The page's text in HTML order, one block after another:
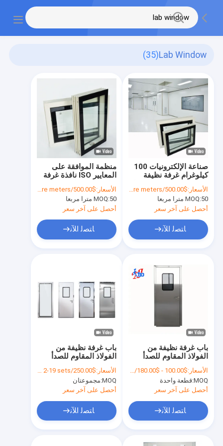
Lab Window
(35)
منظمة الموافقة على
المعايير ISO نافذة غرفة
نظيفة نافذة المختبر
لأجهزة غرفة نظيفة
الأسعار:$500.00/square meters 50-499 square meters
MOQ:50 مترا مربعا
أحصل على آخر سعر
ﺎﺘﺼﻟ ﺍﻶﻧ
صناعة الإلكترونيات 100
كيلوغرام غرفة نظيفة
نافذة المستشفيات معمل
تصميم الأبواب لجنة
مراجعة
الأسعار:$500.00/square meters 50-499 square meters
MOQ:50 مترا مربعا
أحصل على آخر سعر
ﺎﺘﺼﻟ ﺍﻶﻧ
باب غرفة نظيفة من
الفولاذ المقاوم للصدأ
لمعدات المختبر
الأسعار:$250.00/sets 2-19 sets
MOQ: مجموعتان
أحصل على آخر سعر
ﺎﺘﺼﻟ ﺍﻶﻧ
باب غرفة نظيفة من
الفولاذ المقاوم للصدأ
لشخص واحد مع نافذة
رؤية أقرب مع بصمة
منخفضة معقمة لغرف
الأبحاث الصيدلانية /
الأسعار:$100.00 - $180.00/sets
MOQ: قطعة واحدة
أحصل على آخر سعر
ﺎﺘﺼﻟ ﺍﻶﻧ